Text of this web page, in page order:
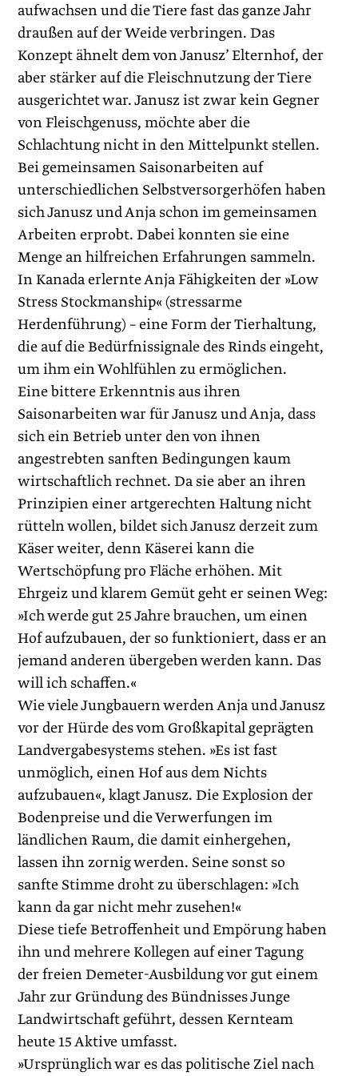
aufwachsen und die Tiere fast das ganze Jahr
draußen auf der Weide verbringen. Das
Konzept ähnelt dem von Janusz’ Elternhof, der
aber stärker auf die Fleischnutzung der Tiere
ausgerichtet war. Janusz ist zwar kein Gegner
von Fleischgenuss, möchte aber die
Schlachtung nicht in den Mittelpunkt stellen.
Bei gemeinsamen Saisonarbeiten auf
unterschiedlichen Selbstversorgerhöfen haben
sich Janusz und Anja schon im gemeinsamen
Arbeiten erprobt. Dabei konnten sie eine
Menge an hilfreichen Erfahrungen sammeln.
In Kanada erlernte Anja Fähigkeiten der »Low
Stress Stockmanship« (stressarme
Herdenführung) – eine Form der Tierhaltung,
die auf die Bedürfnissignale des Rinds eingeht,
um ihm ein Wohlfühlen zu ermöglichen.
Eine bittere Erkenntnis aus ihren
Saisonarbeiten war für Janusz und Anja, dass
sich ein Betrieb unter den von ihnen
angestrebten sanften Bedingungen kaum
wirtschaftlich rechnet. Da sie aber an ihren
Prinzipien einer artgerechten Haltung nicht
rütteln wollen, bildet sich Janusz derzeit zum
Käser weiter, denn Käserei kann die
Wertschöpfung pro Fläche erhöhen. Mit
Ehrgeiz und klarem Gemüt geht er seinen Weg:
»Ich werde gut 25 Jahre brauchen, um einen
Hof aufzubauen, der so funktioniert, dass er an
jemand anderen übergeben werden kann. Das
will ich schaffen.«
Wie viele Jungbauern werden Anja und Janusz
vor der Hürde des vom Großkapital geprägten
Landvergabesystems stehen. »Es ist fast
unmöglich, einen Hof aus dem Nichts
aufzubauen«, klagt Janusz. Die Explosion der
Bodenpreise und die Verwerfungen im
ländlichen Raum, die damit einhergehen,
lassen ihn zornig werden. Seine sonst so
sanfte Stimme droht zu überschlagen: »Ich
kann da gar nicht mehr zusehen!«
Diese tiefe Betroffenheit und Empörung haben
ihn und mehrere Kollegen auf einer Tagung
der freien Demeter-Ausbildung vor gut einem
Jahr zur Gründung des Bündnisses Junge
Landwirtschaft geführt, dessen Kernteam
heute 15 Aktive umfasst.
»Ursprünglich war es das politische Ziel nach